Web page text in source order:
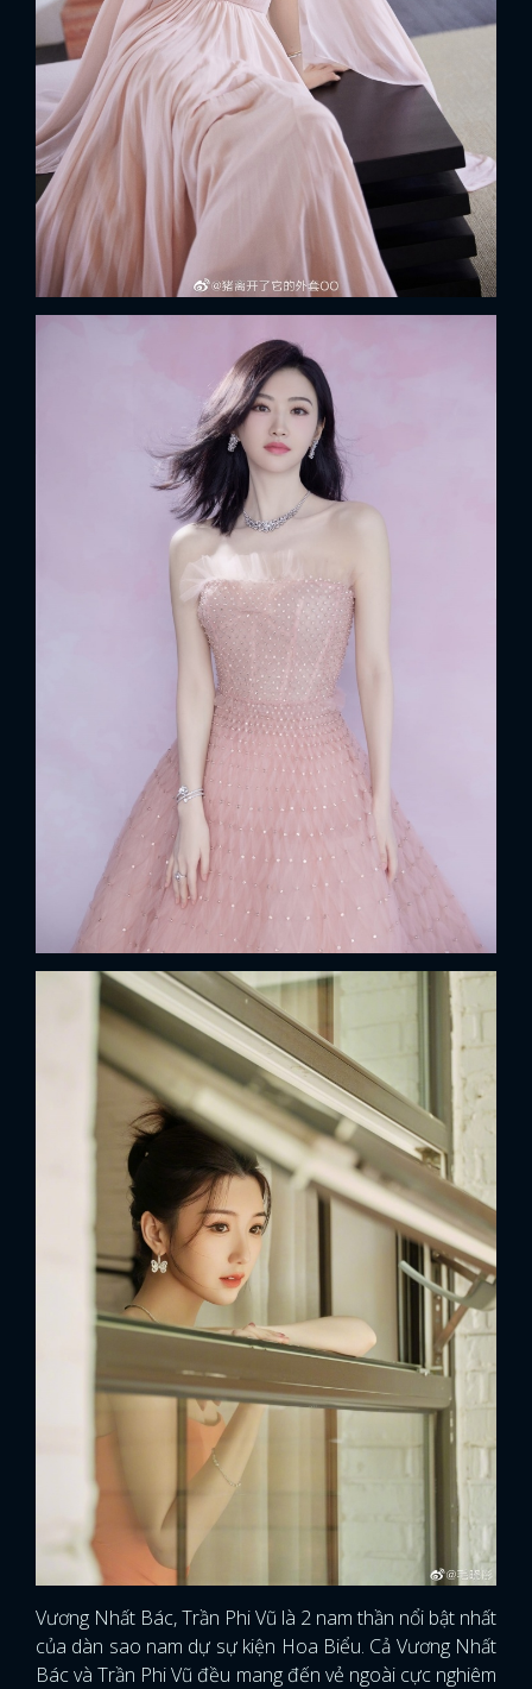
Vương Nhất Bác, Trần Phi Vũ là 2 nam thần nổi bật nhất
của dàn sao nam dự sự kiện Hoa Biểu. Cả Vương Nhất
Bác và Trần Phi Vũ đều mang đến vẻ ngoài cực nghiêm